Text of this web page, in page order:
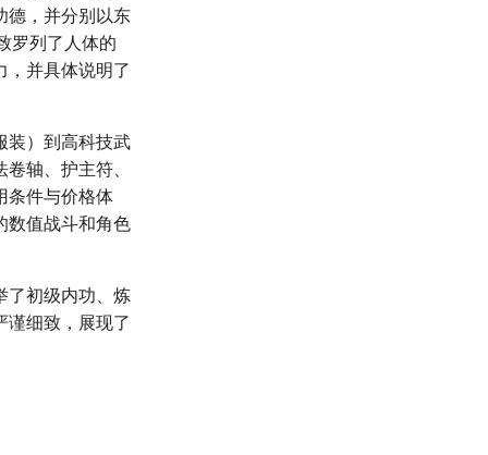
德，并分别以东
罗列了人体的
，并具体说明了
装）到高科技武
轴、护主符、
条件与价格体
数值战斗和角色
了初级内功、炼
谨细致，展现了